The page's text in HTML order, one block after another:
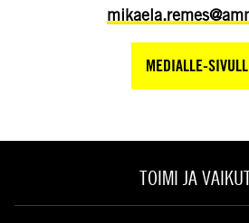
MEDIALLE-
TOIMI JA